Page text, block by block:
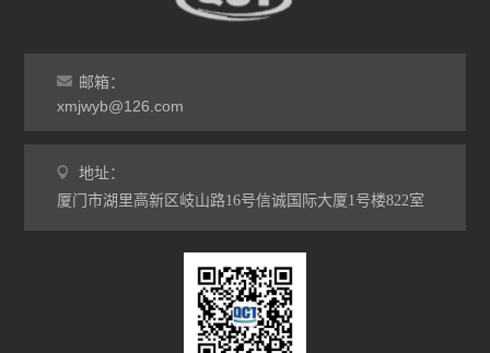
邮箱：
xmjwyb@126.com
地址：
厦门市湖里高新区岐山路16号信诚国际大厦1号楼822室